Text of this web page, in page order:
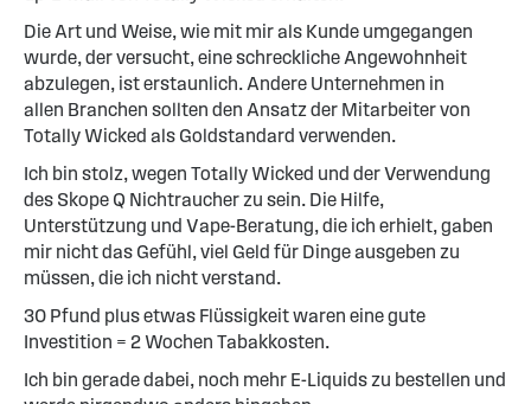
Die Art und Weise, wie mit mir als Kunde umgegangen
wurde, der versucht, eine schreckliche Angewohnheit
abzulegen, ist erstaunlich. Andere Unternehmen in
allen Branchen sollten den Ansatz der Mitarbeiter von
Totally Wicked als Goldstandard verwenden.
Ich bin stolz, wegen Totally Wicked und der Verwendung
des Skope Q Nichtraucher zu sein. Die Hilfe,
Unterstützung und Vape-Beratung, die ich erhielt, gaben
mir nicht das Gefühl, viel Geld für Dinge ausgeben zu
müssen, die ich nicht verstand.
30 Pfund plus etwas Flüssigkeit waren eine gute
Investition = 2 Wochen Tabakkosten.
Ich bin gerade dabei, noch mehr E-Liquids zu bestellen und